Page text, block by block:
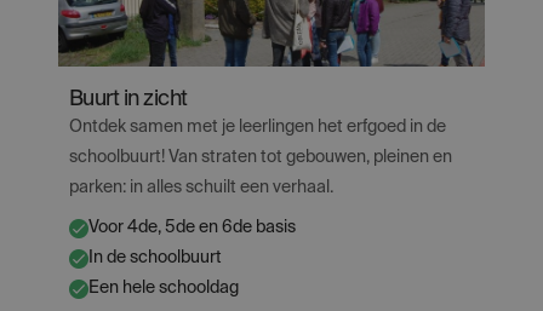
Buurt in zicht
Ontdek samen met je leerlingen het erfgoed in de
schoolbuurt! Van straten tot gebouwen, pleinen en
parken: in alles schuilt een verhaal.
✔ Voor 4de, 5de en 6de basis
✔ In de schoolbuurt
✔ Een hele schooldag